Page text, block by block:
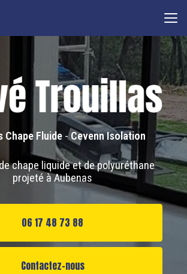
Chape Fluide -Cevenn Isolation
chape liquide et de polyuréthane
projeté à Aubenas
06 17 48 73 88
Contactez-nous